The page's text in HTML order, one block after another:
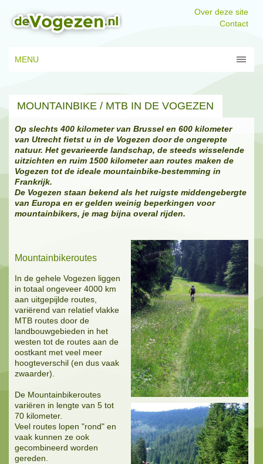
Over deze site
Contact
MENU
MOUNTAINBIKE / MTB IN DE VOGEZEN
Op slechts 400 kilometer van Brussel en 600 kilometer
van Utrecht fietst u in de Vogezen door de ongerepte
natuur. Het gevarieerde landschap, de steeds wisselende
uitzichten en ruim 1500 kilometer aan routes maken de
Vogezen tot de ideale mountainbike-bestemming in
Frankrijk.
De Vogezen staan bekend als het ruigste middengebergte
van Europa en er gelden weinig beperkingen voor
mountainbikers, je mag bijna overal rijden.
Mountainbikeroutes
In de gehele Vogezen liggen
in totaal ongeveer 4000 km
aan uitgepijlde routes,
variërend van relatief vlakke
MTB routes door de
landbouwgebieden in het
westen tot de routes aan de
oostkant met veel meer
hoogteverschil (en dus vaak
zwaarder).
De Mountainbikeroutes
variëren in lengte van 5 tot
70 kilometer.
Veel routes lopen "rond" en
vaak kunnen ze ook
gecombineerd worden
gereden.